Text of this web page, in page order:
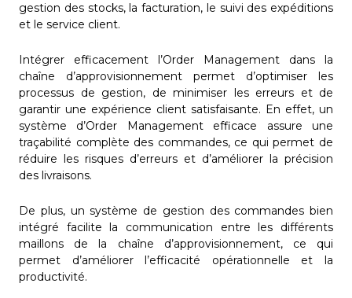
gestion des stocks, la facturation, le suivi des expéditions
et le service client.
Intégrer efficacement l’Order Management dans la
chaîne d’approvisionnement permet d’optimiser les
processus de gestion, de minimiser les erreurs et de
garantir une expérience client satisfaisante. En effet, un
système d’Order Management efficace assure une
traçabilité complète des commandes, ce qui permet de
réduire les risques d’erreurs et d’améliorer la précision
des livraisons.
De plus, un système de gestion des commandes bien
intégré facilite la communication entre les différents
maillons de la chaîne d’approvisionnement, ce qui
permet d’améliorer l’efficacité opérationnelle et la
productivité.